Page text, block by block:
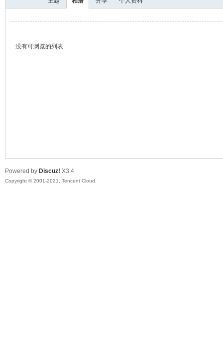
没有可浏览的列表
Powered by Discuz! X3.4
Copyright © 2001-2021, Tencent Cloud.